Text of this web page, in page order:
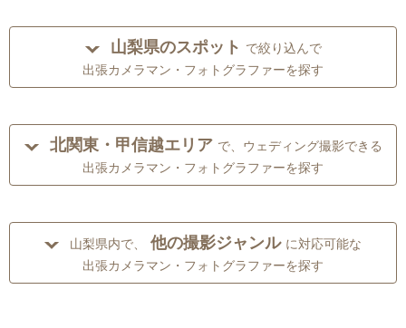
山梨県のスポット で絞り込んで
出張カメラマン・フォトグラファーを探す
北関東・甲信越エリア で、ウェディング撮影できる
出張カメラマン・フォトグラファーを探す
山梨県内で、 他の撮影ジャンル に対応可能な
出張カメラマン・フォトグラファーを探す